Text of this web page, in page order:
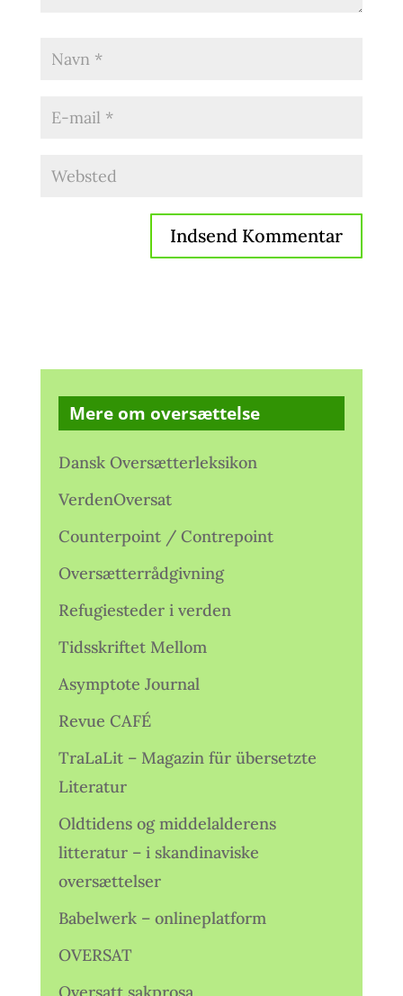
Mere om oversættelse
Dansk Oversætterleksikon
VerdenOversat
Counterpoint / Contrepoint
Oversætterrådgivning
Refugiesteder i verden
Tidsskriftet Mellom
Asymptote Journal
Revue CAFÉ
TraLaLit – Magazin für übersetzte
Literatur
Oldtidens og middelalderens
litteratur – i skandinaviske
oversættelser
Babelwerk – onlineplatform
OVERSAT